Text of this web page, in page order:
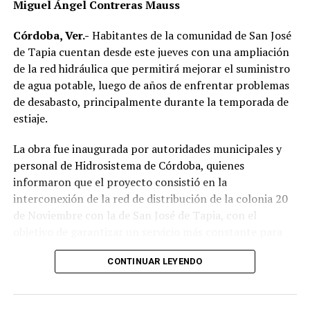
Miguel Ángel Contreras Mauss
Córdoba, Ver.- Habitantes de la comunidad de San José
de Tapia cuentan desde este jueves con una ampliación
de la red hidráulica que permitirá mejorar el suministro
de agua potable, luego de años de enfrentar problemas
de desabasto, principalmente durante la temporada de
estiaje.
La obra fue inaugurada por autoridades municipales y
personal de Hidrosistema de Córdoba, quienes
informaron que el proyecto consistió en la
interconexión de la red de distribución de la colonia 20
de Noviembre con la de San José de Tapia, con el
los usuarios.
trabajos incluyeron la instalación de aproximadamente
CONTINUAR LEYENDO